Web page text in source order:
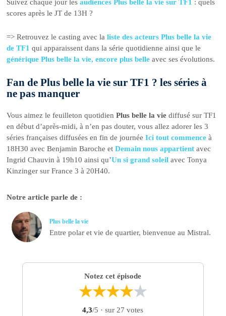
Suivez chaque jour les audiences Plus belle la vie sur TF1 : quels
scores après le JT de 13H ?
=> Retrouvez le casting avec laliste des acteurs Plus belle la vie
de TF1 qui apparaissent dans la série quotidienne ainsi que le
générique Plus belle la vie, encore plus belle avec ses évolutions.
Fan de Plus belle la vie sur TF1 ? les séries à
ne pas manquer
Vous aimez le feuilleton quotidienPlus belle la vie diffusé sur TF1
en début d’après-midi, à n’en pas douter, vous allez adorer les 3
séries françaises diffusées en fin de journéeIci tout commence à
18H30 avec Benjamin Baroche etDemain nous appartient avec
Ingrid Chauvin à 19h10 ainsi qu’Un si grand soleil avec Tonya
Kinzinger sur France 3 à 20H40.
Notre article parle de :
Plus belle la vie
Entre polar et vie de quartier, bienvenue au Mistral.
Notez cet épisode
★★★★★
4,3/5 · sur 27 votes